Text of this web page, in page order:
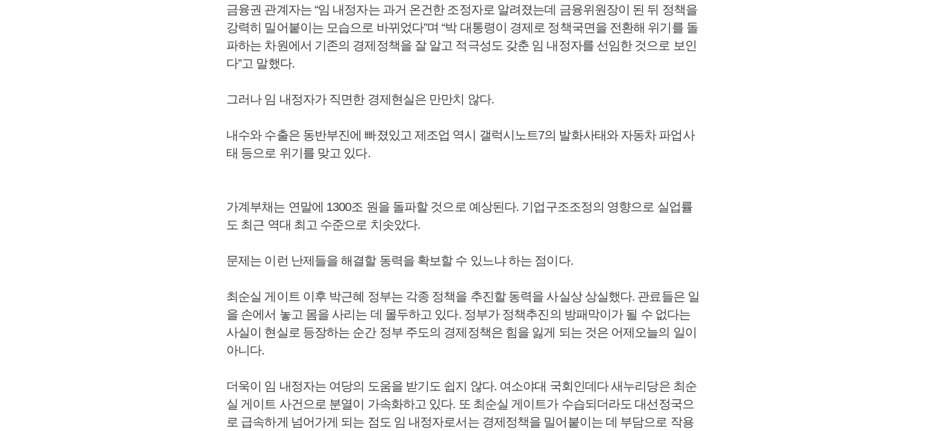
금융권 관계자는 “임 내정자는 과거 온건한 조정자로 알려졌는데 금융위원장이 된 뒤 정책을
강력히 밀어붙이는 모습으로 바뀌었다”며 “박 대통령이 경제로 정책국면을 전환해 위기를 돌
파하는 차원에서 기존의 경제정책을 잘 알고 적극성도 갖춘 임 내정자를 선임한 것으로 보인
다”고 말했다.
그러나 임 내정자가 직면한 경제현실은 만만치 않다.
내수와 수출은 동반부진에 빠졌있고 제조업 역시 갤럭시노트7의 발화사태와 자동차 파업사
태 등으로 위기를 맞고 있다.
가계부채는 연말에 1300조 원을 돌파할 것으로 예상된다. 기업구조조정의 영향으로 실업률
도 최근 역대 최고 수준으로 치솟았다.
문제는 이런 난제들을 해결할 동력을 확보할 수 있느냐 하는 점이다.
최순실 게이트 이후 박근혜 정부는 각종 정책을 추진할 동력을 사실상 상실했다. 관료들은 일
을 손에서 놓고 몸을 사리는 데 몰두하고 있다. 정부가 정책추진의 방패막이가 될 수 없다는
사실이 현실로 등장하는 순간 정부 주도의 경제정책은 힘을 잃게 되는 것은 어제오늘의 일이
아니다.
더욱이 임 내정자는 여당의 도움을 받기도 쉽지 않다. 여소야대 국회인데다 새누리당은 최순
실 게이트 사건으로 분열이 가속화하고 있다. 또 최순실 게이트가 수습되더라도 대선정국으
로 급속하게 넘어가게 되는 점도 임 내정자로서는 경제정책을 밀어붙이는 데 부담으로 작용